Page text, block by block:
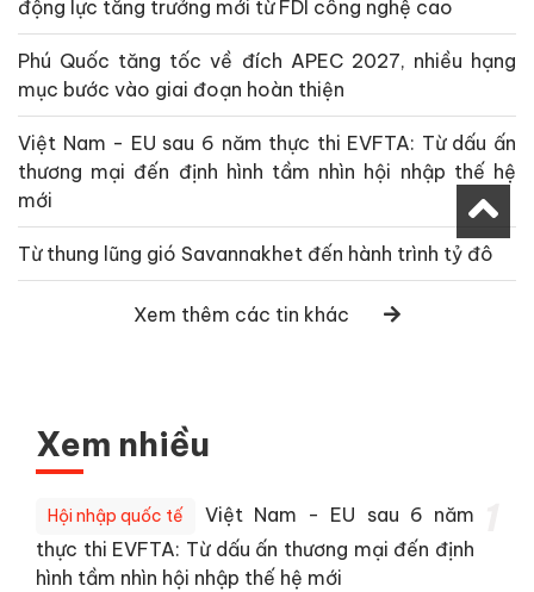
động lực tăng trưởng mới từ FDI công nghệ cao
Phú Quốc tăng tốc về đích APEC 2027, nhiều hạng
mục bước vào giai đoạn hoàn thiện
Việt Nam - EU sau 6 năm thực thi EVFTA: Từ dấu ấn
thương mại đến định hình tầm nhìn hội nhập thế hệ
mới
Từ thung lũng gió Savannakhet đến hành trình tỷ đô
Xem thêm các tin khác
Xem nhiều
Hội nhập quốc tế
Việt Nam - EU sau 6 năm
thực thi EVFTA: Từ dấu ấn thương mại đến định
hình tầm nhìn hội nhập thế hệ mới